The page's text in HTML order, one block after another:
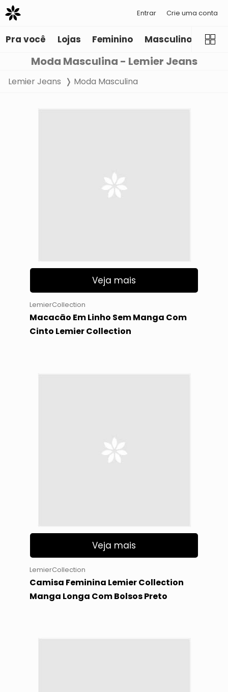
Entrar Crie uma conta
Pra você Lojas Feminino Masculino
Moda Masculina - Lemier Jeans
Lemier Jeans Moda Masculina
Veja mais
LemierCollection
Macacão Em Linho Sem Manga Com
Cinto Lemier Collection
Veja mais
LemierCollection
Camisa Feminina Lemier Collection
Manga Longa Com Bolsos Preto